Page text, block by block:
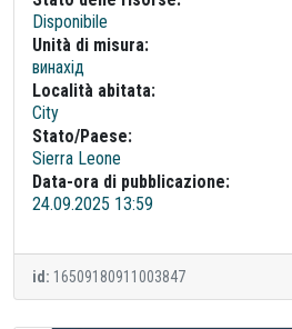
Disponibile
Unità di misura:
винахід
Località abitata:
City
Stato/Paese:
Sierra Leone
Data-ora di pubblicazione:
24.09.2025 13:59
id: 16509180911003847